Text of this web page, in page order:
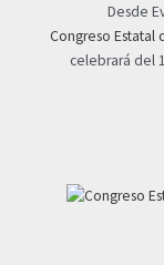
Desde
Congreso Estatal
celebrará del